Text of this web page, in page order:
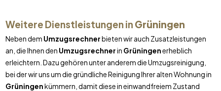
Weitere Dienstleistungen in Grüningen
Neben dem Umzugsrechnerbieten wir auch Zusatzleistungen
an, die Ihnen den Umzugsrechnerin Grüningenerheblich
erleichtern. Dazu gehören unter anderem die Umzugsreinigung,
bei der wir uns um die gründliche Reinigung Ihrer alten Wohnung in
Grüningenkümmern, damit diese in einwandfreiem Zustand